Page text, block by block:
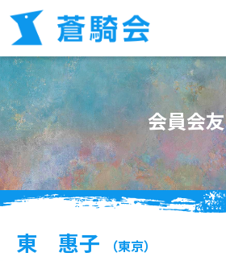
ホーム
蒼騎会とは
蒼騎展
支部
展覧会トピックス
会員会友
東 惠子 （東京）